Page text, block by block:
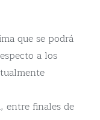
que se podrá
a los
entre finales de